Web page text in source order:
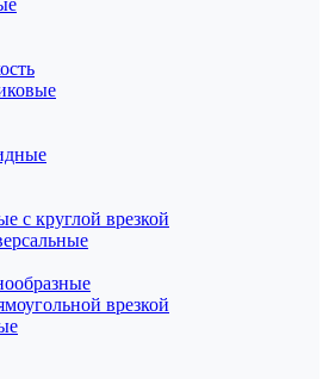
с круглой врезкой
врезкой